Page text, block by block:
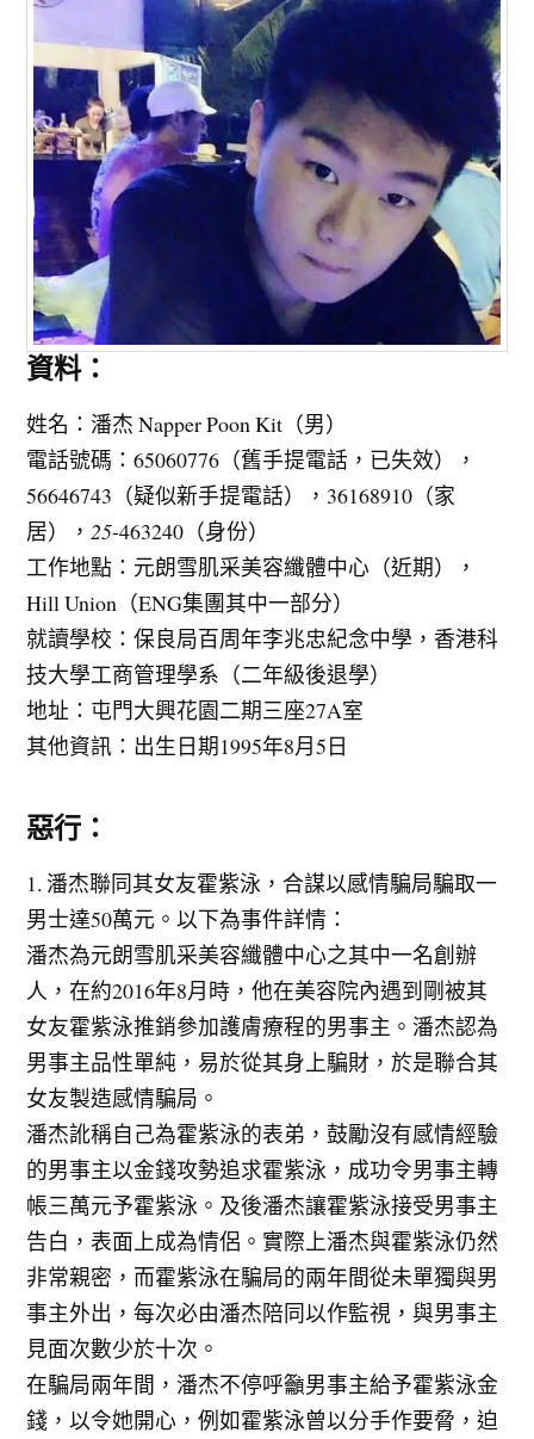
資料：
姓名：潘杰 Napper Poon Kit（男）
電話號碼：65060776（舊手提電話，已失效），
56646743（疑似新手提電話），36168910（家
居）， 25-463240（身份）
工作地點：元朗雪肌采美容纖體中心（近期），
Hill Union（ENG集團其中一部分）
就讀學校：保良局百周年李兆忠紀念中學，香港科
技大學工商管理學系（二年級後退學）
地址：屯門大興花園二期三座27A室
其他資訊：出生日期1995年8月5日
惡行：
1. 潘杰聯同其女友霍紫泳，合謀以感情騙局騙取一
男士達50萬元。以下為事件詳情：
潘杰為元朗雪肌采美容纖體中心之其中一名創辦
人，在約2016年8月時，他在美容院內遇到剛被其
女友霍紫泳推銷參加護膚療程的男事主。潘杰認為
男事主品性單純，易於從其身上騙財，於是聯合其
女友製造感情騙局。
潘杰訛稱自己為霍紫泳的表弟，鼓勵沒有感情經驗
的男事主以金錢攻勢追求霍紫泳，成功令男事主轉
帳三萬元予霍紫泳。及後潘杰讓霍紫泳接受男事主
告白，表面上成為情侶。實際上潘杰與霍紫泳仍然
非常親密，而霍紫泳在騙局的兩年間從未單獨與男
事主外出，每次必由潘杰陪同以作監視，與男事主
見面次數少於十次。
在騙局兩年間，潘杰不停呼籲男事主給予霍紫泳金
錢，以令她開心，例如霍紫泳曾以分手作要脅，迫